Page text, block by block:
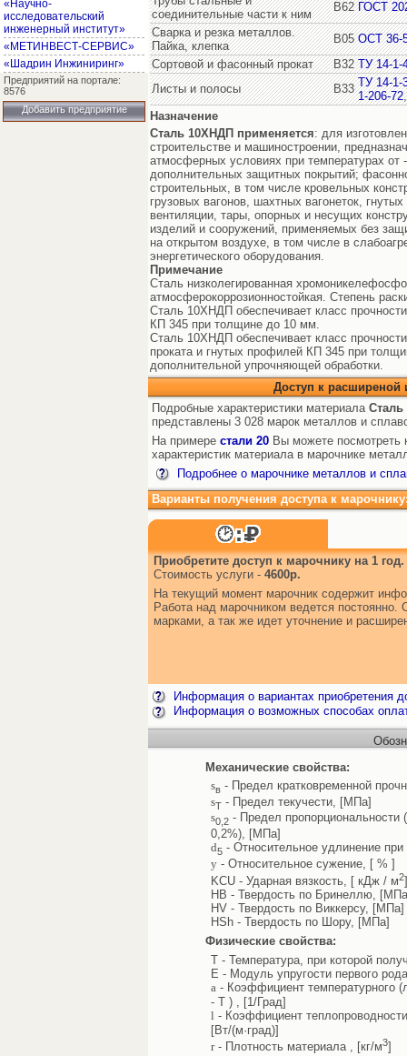
«Научно-
исследовательский
инженерный институт»
«МЕТИНВЕСТ-СЕРВИС»
«Шадрин Инжиниринг»
Предприятий на портале:
8576
Добавить предприятие
соединительные части к ним
В62 ГОСТ
Сварка и резка металлов.
Пайка, клепка
В05 ОСТ 36-
Сортовой и фасонный прокат
В32 ТУ 14-1-
Листы и полосы
В33 ТУ 14-1-
1-206-72
Назначение
Сталь 10ХНДП применяется: для
строительстве и машиностроении,
атмосферных условиях при температурах от
дополнительных защитных покрытий;
строительных, в том числе кровельных
грузовых вагонов, шахтных вагонеток,
вентиляции, тары, опорных и несущих
изделий и сооружений, применяемых без
на открытом воздухе, в том числе в
энергетического оборудования.
Примечание
Сталь низколегированная
атмосферокоррозионностойкая. Степень
Сталь 10ХНДП обеспечивает класс
КП 345 при толщине до 10 мм.
Сталь 10ХНДП обеспечивает класс
проката и гнутых профилей КП 345 при
дополнительной упрочняющей обработки.
Доступ к
Подробные характеристики материала
представлены 3 028 марок металлов и
На примере стали 20 Вы можете посмотреть
характеристик материала в марочнике
Подробнее о марочнике металлов и
Варианты получения доступа к
Приобретите доступ к марочнику на 1 год.
Стоимость услуги - 4600р.
На текущий момент марочник содержит
Работа над марочником ведется постоянно.
марками, а так же идет уточнение и
Информация о вариантах приобретения
Информация о возможных способах
Механические свойства:
sв - Предел кратковременной
sТ- Предел текучести, [МПа]
s0,2- Предел пропорциональности
0,2%), [МПа]
d5- Относительное удлинение
y- Относительное сужение, [ % ]
KCU - Ударная вязкость, [ кДж / м2]
HB - Твердость по Бринеллю,
HV - Твердость по Виккерсу, [МПа]
HSh - Твердость по Шору, [МПа]
Физические свойства:
T - Температура, при которой
E - Модуль упругости первого
a- Коэффициент температурного
- T ) , [1/Град]
l - Коэффициент
[Вт/(м·град)]
r- Плотность материала , [кг/м3]